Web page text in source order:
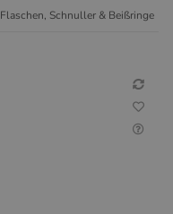
Flaschen, Schnuller & Beißringe